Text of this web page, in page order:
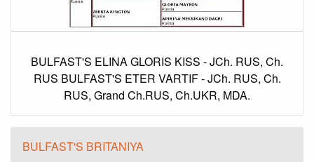
BULFAST'S ELINA GLORIS KISS - JCh. RUS, Ch.
RUS BULFAST'S ETER VARTIF - JCh. RUS, Ch.
RUS, Grand Ch.RUS, Ch.UKR, MDA.
BULFAST'S BRITANIYA